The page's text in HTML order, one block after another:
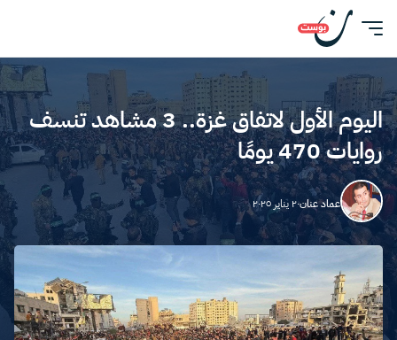
اليوم الأول لاتفاق غزة.. 3 مشاهد تنسف
روايات 470 يومًا
عماد عنان٢٠ يناير ٢٠٢٥